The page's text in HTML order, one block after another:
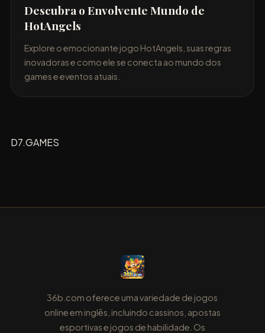
Descubra o Envolvente Mundo de
HotAngels
Explore o emocionante jogo HotAngels, suas regras
inovadoras e como ele se conecta ao mundo dos
games e eventos atuais.
D7.GAMES
36b.com oferece uma variedade de jogos
online em inglês, incluindo cassinos, apostas
esportivas e jogos de habilidade. Os